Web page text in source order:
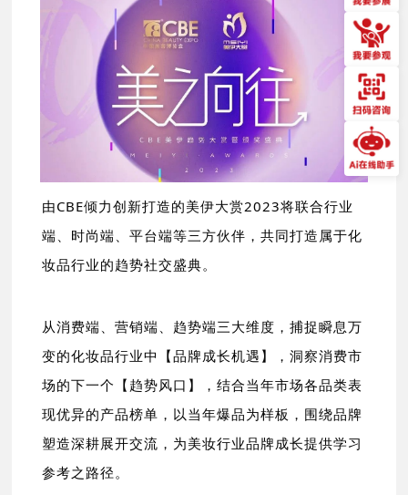
由CBE倾力创新打造的美伊大赏2023将联合行业
端、时尚端、平台端等三方伙伴，共同打造属于化
妆品行业的趋势社交盛典。
从消费端、营销端、趋势端三大维度，捕捉瞬息万
变的化妆品行业中【品牌成长机遇】，洞察消费市
场的下一个【趋势风口】，结合当年市场各品类表
现优异的产品榜单，以当年爆品为样板，围绕品牌
塑造深耕展开交流，为美妆行业品牌成长提供学习
参考之路径。